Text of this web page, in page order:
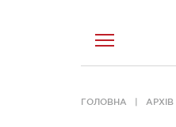
ГОЛОВНА АРХІВ